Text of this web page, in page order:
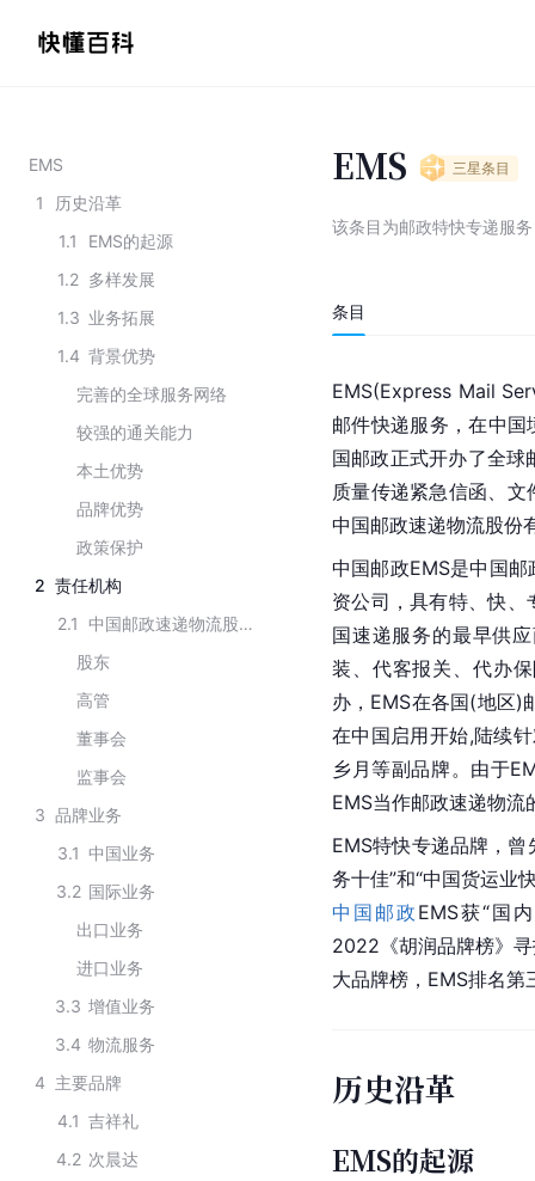
EMS
1
历史沿革
1.1
EMS的起源
1.2 多样发展
1.3 业务拓展
1.4 背景优势
完善的全球服务网络
较强的通关能力
本土优势
品牌优势
政策保护
2 责任机构
2.1
中国邮政速递物流股份有限公司
股东
高管
董事会
监事会
3 品牌业务
3.1 中国业务
3.2 国际业务
出口业务
进口业务
3.3 增值业务
3.4 物流服务
4 主要品牌
4.1 吉祥礼
4.2 次晨达
EMS 三星条目
该条目为邮政特快专递服务
条目
EMS(Express Mail
邮件快递服务，在中
国邮政正式开办了全球
质量传递紧急信函、
中国邮政速递物流股份
中国邮政EMS是中国
资公司，具有特、快
国速递服务的最早供
装、代客报关、代办
办，EMS在各国(地区)
在中国启用开始,陆续
乡月等副品牌。由于
EMS当作邮政速递物流
EMS特快专递品牌，曾
务十佳”和“中国货运业
中国邮政 EMS获“国
2022《胡润品牌榜》
大品牌榜，EMS排名第
历史沿革
EMS的起源